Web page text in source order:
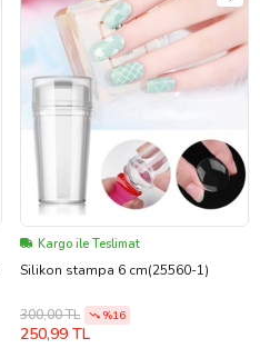
Kargo ile Teslimat
Silikon stampa 6 cm(25560-1)
300,00 TL %16
250,99 TL